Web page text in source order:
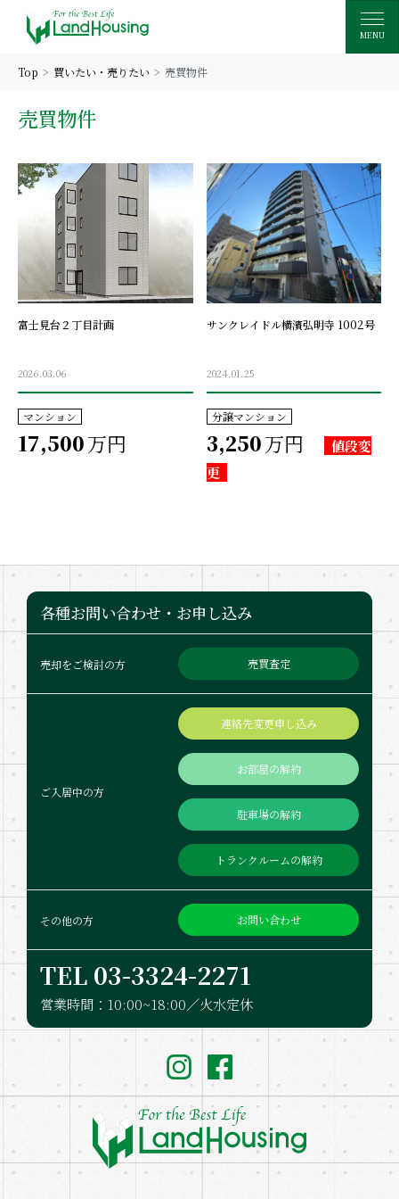
MENU
Top 買いたい・売りたい 売買物件
売買物件
富士見台２丁目計画
2026.03.06
マンション
17,500万円
サンクレイドル横濱弘明寺 1002号
2024.01.25
分譲マンション
3,250万円
値段変
更
各種お問い合わせ・お申し込み
売却をご検討の方 売買査定
ご入居中の方
連絡先変更申し込み
お部屋の解約
駐車場の解約
トランクルームの解約
その他の方 お問い合わせ
TEL 03-332​4-2271
営業時間：10:00~18:00／火水定休